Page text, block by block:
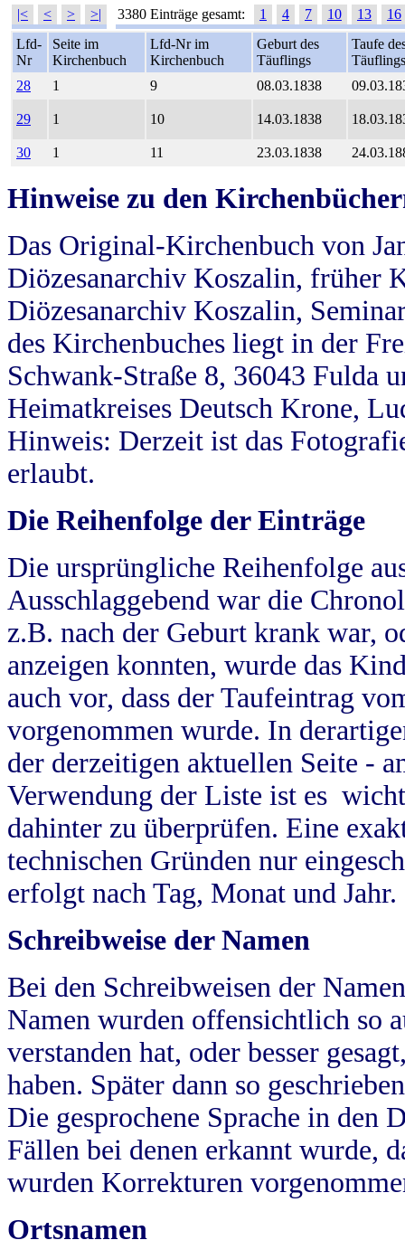
|< < > >| 3380 Einträge gesamt: 1 4 7 10 13
16
Lfd-
Nr
Seite im
Kirchenbuch
Lfd-Nr im
Kirchenbuch
Geburt des
Täuflings
Taufe
Täuflings
28
1 9 08.03.1838
29 1 10 14.03.1838
30 1 11 23.03.1838
Hinweise zu den
Das Original-Kirchenbuch von
Diözesanarchiv Koszalin, früher
Diözesanarchiv Koszalin,
des Kirchenbuches liegt in der
Schwank-Straße 8, 36043 Fulda
Heimatkreises Deutsch Krone,
Hinweis: Derzeit ist das
erlaubt.
Die Reihenfolge der Einträge
Die ursprüngliche Reihenfolge
Ausschlaggebend war die
z.B. nach der Geburt krank war,
anzeigen konnten, wurde das
auch vor, dass der Taufeintrag
vorgenommen wurde. In
der derzeitigen aktuellen Seite -
Verwendung der Liste ist es
dahinter zu überprüfen. Eine
technischen Gründen nur
erfolgt nach Tag, Monat und Jahr.
Schreibweise der Namen
Bei den Schreibweisen der
Namen wurden offensichtlich so
verstanden hat, oder besser
haben. Später dann so
Die gesprochene Sprache in
Fällen bei denen erkannt wurde,
wurden Korrekturen
Ortsnamen